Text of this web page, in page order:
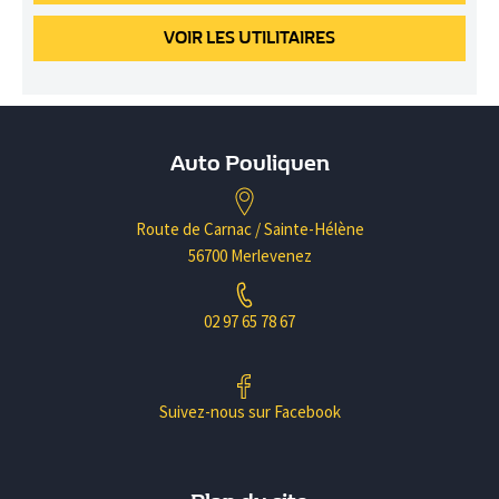
VOIRLES UTILITAIRES
Auto Pouliquen
Route de Carnac / Sainte-Hélène
56700 Merlevenez
02 97 65 78 67
Suivez-nous sur Facebook